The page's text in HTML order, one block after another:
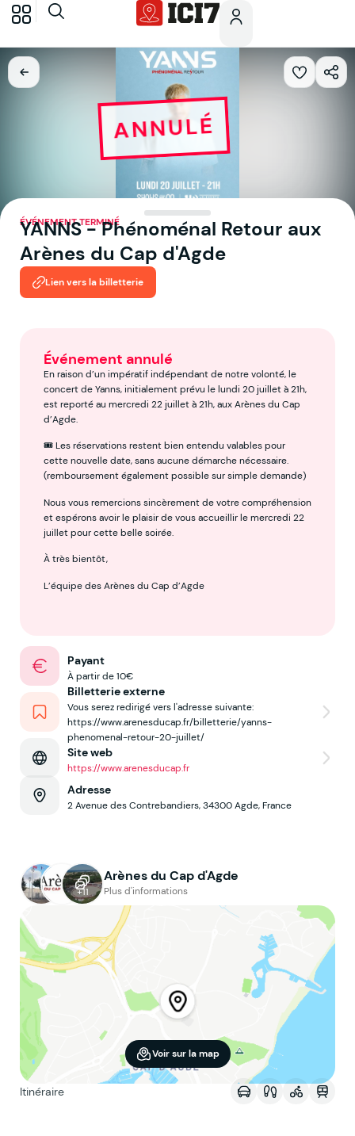
ANNULÉ
ÉVÉNEMENT TERMINÉ
YANNS - Phénoménal Retour aux
Arènes du Cap d'Agde
Événement annulé
En raison d’un impératif indépendant de notre volonté, le
concert de Yanns, initialement prévu le lundi 20 juillet à 21h,
est reporté au mercredi 22 juillet à 21h, aux Arènes du Cap
d’Agde.
🎟️ Les réservations restent bien entendu valables pour
cette nouvelle date, sans aucune démarche nécessaire.
(remboursement également possible sur simple demande)
Nous vous remercions sincèrement de votre compréhension
et espérons avoir le plaisir de vous accueillir le mercredi 22
juillet pour cette belle soirée.
À très bientôt,
L’équipe des Arènes du Cap d’Agde
Payant
À partir de 10€
Billetterie externe
Vous serez redirigé vers l'adresse suivante:
https://www.arenesducap.fr/billetterie/yanns-
phenomenal-retour-20-juillet/
Site web
https://www.arenesducap.fr
Adresse
2 Avenue des Contrebandiers, 34300 Agde, France
+11
Arènes du Cap d'Agde
Plus d'informations
Voir sur la map
Itinéraire
Lien vers la billetterie